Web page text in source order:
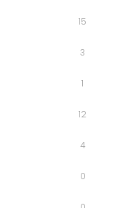
15
3
1
12
4
0